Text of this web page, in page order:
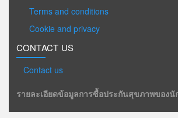
Terms and conditions
Cookie and privacy
CONTACT US
Contact us
รายละเอียดข้อมูลการซื้อประกันสุขภาพของนั